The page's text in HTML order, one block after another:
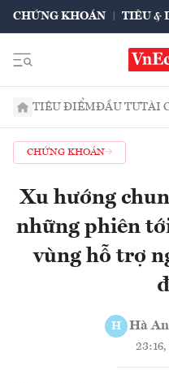
CHỨNG KHOÁN TIÊU &
TIÊU ĐIỂMĐẦU TƯTÀI
CHỨNG KHOÁN
Xu hướng
những phiên
vùng hỗ trợ
H Hà